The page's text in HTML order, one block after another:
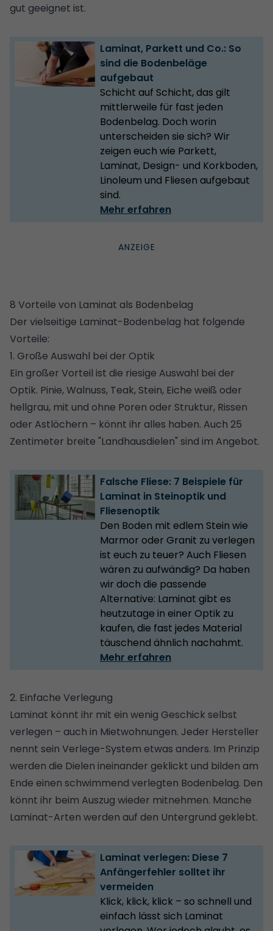
gut geeignet ist.
Laminat, Parkett und Co.: So
sind die Bodenbeläge
aufgebaut
Schicht auf Schicht, das gilt
mittlerweile für fast jeden
Bodenbelag. Doch worin
unterscheiden sie sich? Wir
zeigen euch wie Parkett,
Laminat, Design- und Korkboden,
Linoleum und Fliesen aufgebaut
sind.
Mehr erfahren
8 Vorteile von Laminat als Bodenbelag
Der vielseitige Laminat-Bodenbelag hat folgende
Vorteile:
1. Große Auswahl bei der Optik
Ein großer Vorteil ist die riesige Auswahl bei der
Optik. Pinie, Walnuss, Teak, Stein, Eiche weiß oder
hellgrau, mit und ohne Poren oder Struktur, Rissen
oder Astlöchern – könnt ihr alles haben. Auch 25
Zentimeter breite "Landhausdielen" sind im Angebot.
Falsche Fliese: 7 Beispiele für
Laminat in Steinoptik und
Fliesenoptik
Den Boden mit edlem Stein wie
Marmor oder Granit zu verlegen
ist euch zu teuer? Auch Fliesen
wären zu aufwändig? Da haben
wir doch die passende
Alternative: Laminat gibt es
heutzutage in einer Optik zu
kaufen, die fast jedes Material
täuschend ähnlich nachahmt.
Mehr erfahren
2. Einfache Verlegung
Laminat könnt ihr mit ein wenig Geschick selbst
verlegen – auch in Mietwohnungen. Jeder Hersteller
nennt sein Verlege-System etwas anders. Im Prinzip
werden die Dielen ineinander geklickt und bilden am
Ende einen schwimmend verlegten Bodenbelag. Den
könnt ihr beim Auszug wieder mitnehmen. Manche
Laminat-Arten werden auf den Untergrund geklebt.
Laminat verlegen: Diese 7
Anfängerfehler solltet ihr
vermeiden
Klick, klick, klick – so schnell und
einfach lässt sich Laminat